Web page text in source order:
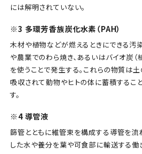
には解明されていない。
※3 多環芳香族炭化水素（PAH）
木材や植物などが燃えるときにできる汚
や農業でのわら焼き、あるいはバイオ炭（
を使うことで発生する。これらの物質は
吸収されて動物やヒトの体に蓄積するこ
す。
※4 導管液
篩管とともに維管束を構成する導管を流
した水や養分を葉や可食部に輸送する働